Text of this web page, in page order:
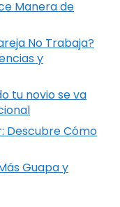
Manera de
No Trabaja?
y
tu novio se va
Descubre Cómo
Guapa y